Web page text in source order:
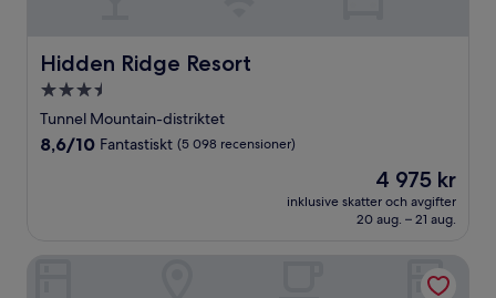
Hidden Ridge Resort
Hidden Ridge Resort
3.5-
stjärnigt
boende
Tunnel Mountain-distriktet
8.6
8,6/10 Fantastiskt (5 098 recensioner)
Priset
är
4 975 kr
4 975 kr
inklusive skatter och avgifter
20 aug. – 21 aug.